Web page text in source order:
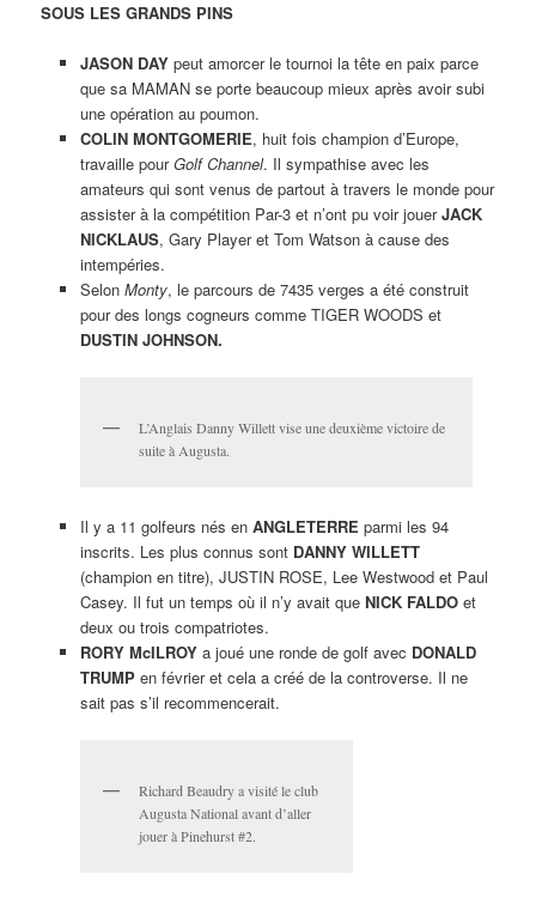
SOUS LES GRANDS PINS
JASON DAYpeut amorcer le tournoi la tête en paix parce
que sa MAMAN se porte beaucoup mieux après avoir subi
une opération au poumon.
COLIN MONTGOMERIE, huit fois champion d’Europe,
travaille pourGolf Channel. Il sympathise avec les
amateurs qui sont venus de partout à travers le monde pour
assister à la compétition Par-3 et n’ont pu voir jouerJACK
NICKLAUS, Gary Player et Tom Watson à cause des
intempéries.
Selon Monty, le parcours de 7435 verges a été construit
pour des longs cogneurs comme TIGER WOODS et
DUSTIN JOHNSON.
L’Anglais Danny Willett vise une deuxième victoire de
suite à Augusta.
Il y a 11 golfeurs nés en ANGLETERRE parmi les 94
inscrits. Les plus connus sont DANNY WILLETT
(champion en titre), JUSTIN ROSE, Lee Westwood et Paul
Casey. Il fut un temps où il n’y avait que NICK FALDOet
deux ou trois compatriotes.
RORY McILROY a joué une ronde de golf avec DONALD
TRUMP en février et cela a créé de la controverse. Il ne
sait pas s’il recommencerait.
Richard Beaudry a visité le club
Augusta National avant d’aller
jouer à Pinehurst #2.